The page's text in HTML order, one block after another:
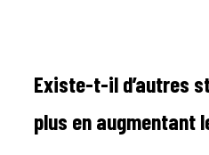
Existe-t-il d’autres
plus en augmentant